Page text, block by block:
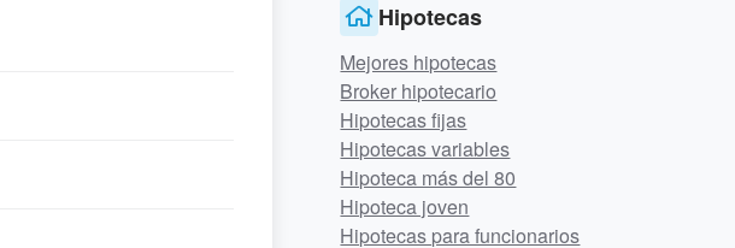
Hipotecas
Mejores hipotecas
Broker hipotecario
Hipotecas fijas
Hipotecas variables
Hipoteca más del 80
Hipoteca joven
Hipotecas para funcionarios